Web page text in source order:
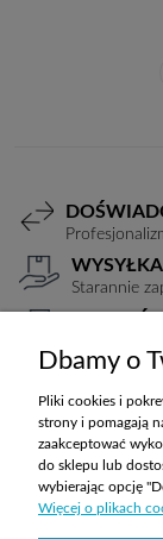
WYSYŁKA
Starannie
Koszty
Dbamy o
Pliki cookies i
strony i pomagają
zaakceptować
do sklepu lub
wybierając opcję
Więcej o plikach